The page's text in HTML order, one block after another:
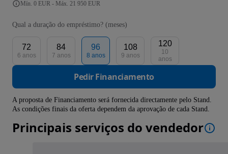
Mín. 0 EUR - Máx. 21 950 EUR
Qual a duração do empréstimo? (meses)
72
6 anos
84
7 anos
96
8 anos
108
9 anos
120
10
anos
Pedir Financiamento
A proposta de Financiamento será fornecida directamente pelo Stand.
As condições finais da oferta dependem da aprovação de cada Stand.
Principais serviços do vendedor